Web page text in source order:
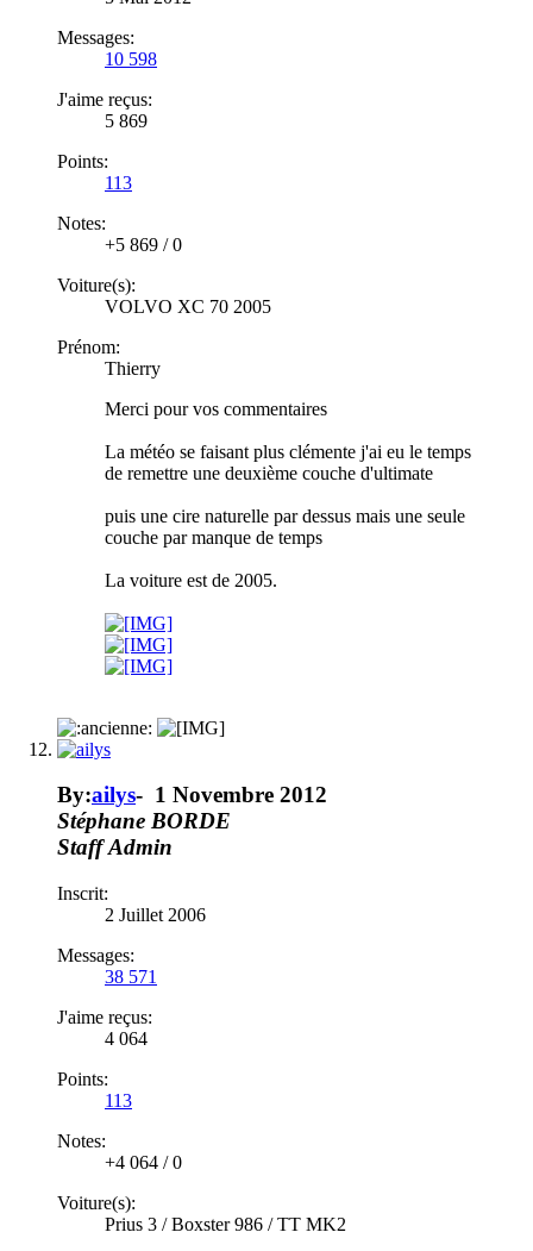
Messages:
10 598
J'aime reçus:
5 869
Points:
113
Notes:
+5 869 /0
Voiture(s):
VOLVO XC 70 2005
Prénom:
Thierry
Merci pour vos commentaires
La météo se faisant plus clémente j'ai eu le temps
de remettre une deuxième couche d'ultimate
puis une cire naturelle par dessus mais une seule
couche par manque de temps
La voiture est de 2005.
By:ailys- 1 Novembre 2012
Stéphane BORDE
Staff Admin
Inscrit:
2 Juillet 2006
Messages:
38 571
J'aime reçus:
4 064
Points:
113
Notes:
+4 064 /0
Voiture(s):
Prius 3 / Boxster 986 / TT MK2